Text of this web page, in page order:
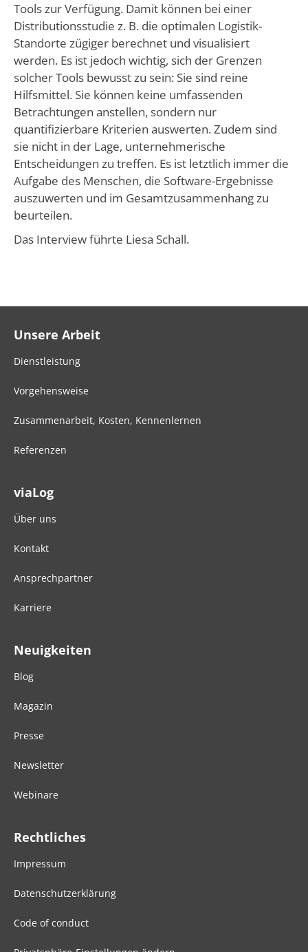
Tools zur Verfügung. Damit können bei einer
Distributionsstudie z. B. die optimalen Logistik-
Standorte zügiger berechnet und visualisiert
werden. Es ist jedoch wichtig, sich der Grenzen
solcher Tools bewusst zu sein: Sie sind reine
Hilfsmittel. Sie können keine umfassenden
Betrachtungen anstellen, sondern nur
quantifizierbare Kriterien auswerten. Zudem sind
sie nicht in der Lage, unternehmerische
Entscheidungen zu treffen. Es ist letztlich immer die
Aufgabe des Menschen, die Software-Ergebnisse
auszuwerten und im Gesamtzusammenhang zu
beurteilen.
Das Interview führte Liesa Schall.
Unsere Arbeit
Dienstleistung
Vorgehensweise
Zusammenarbeit, Kosten, Kennenlernen
Referenzen
viaLog
Über uns
Kontakt
Ansprechpartner
Karriere
Neuigkeiten
Blog
Magazin
Presse
Newsletter
Webinare
Rechtliches
Impressum
Datenschutzerklärung
Code of conduct